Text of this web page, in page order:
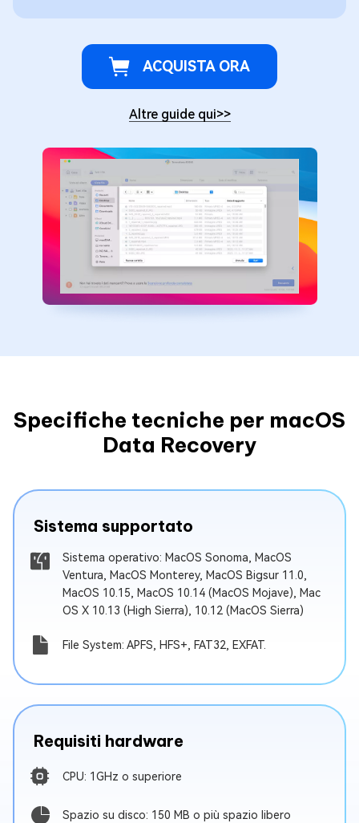
ACQUISTA ORA
Altre guide qui>>
Specifiche tecniche per macOS
Data Recovery
Sistema supportato
Sistema operativo: MacOS Sonoma, MacOS
Ventura, MacOS Monterey, MacOS Bigsur 11.0,
MacOS 10.15, MacOS 10.14 (MacOS Mojave), Mac
OS X 10.13 (High Sierra), 10.12 (MacOS Sierra)
File System: APFS, HFS+, FAT32, EXFAT.
Requisiti hardware
CPU: 1GHz o superiore
Spazio su disco: 150 MB o più spazio libero